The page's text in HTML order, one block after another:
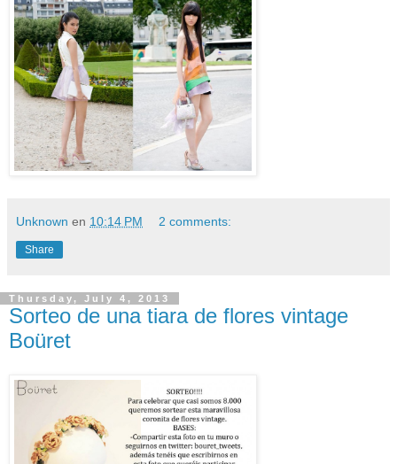
Unknown en 10:14 PM 2 comments:
Share
Thursday, July 4, 2013
Sorteo de una tiara de flores vintage
Boüret